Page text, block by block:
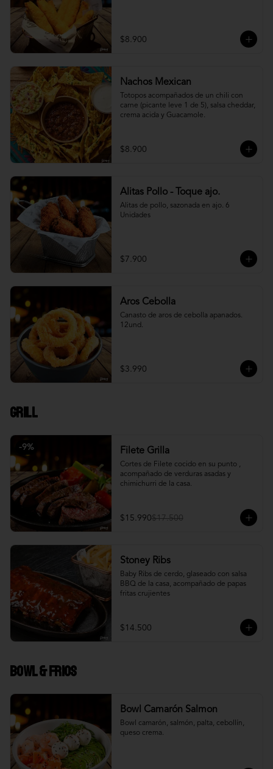
$8.900
Nachos Mexican
Totopos acompañados de un chili con
carne (picante leve 1 de 5), salsa cheddar,
crema acida y Guacamole.
$8.900
Alitas Pollo - Toque ajo.
Alitas de pollo, sazonada en ajo. 6
Unidades
$7.900
Aros Cebolla
Canasto de aros de cebolla apanados.
12und.
$3.990
Grill
-9% Filete Grilla
Cortes de Filete cocido en su punto ,
acompañado de verduras asadas y
chimichurri de la casa.
$15.990$17.500
Stoney Ribs
Baby Ribs de cerdo, glaseado con salsa
BBQ de la casa, acompañado de papas
fritas crujientes
$14.500
Bowl & frios
Bowl Camarón Salmon
Bowl camarón, salmón, palta, cebollín,
queso crema.